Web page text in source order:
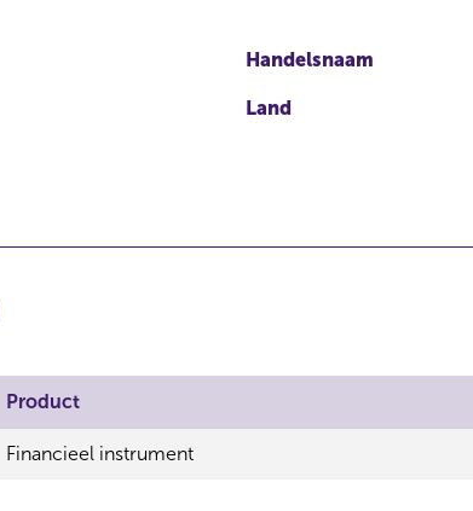
Handelsnaam
Land
Product
Financieel instrument